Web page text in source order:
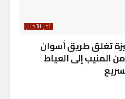
آخر الأخبار
تغلق طريق أسوان
4 أيام.. من المنيب إلى العياط